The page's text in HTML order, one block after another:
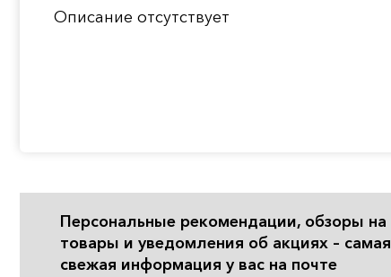
Описание отсутствует
Персональные рекомендации, обзоры на
товары и уведомления об акциях – самая
свежая информация у вас на почте